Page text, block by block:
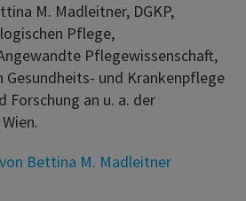
M. Madleitner, DGKP,
Pflege,
Pflegewissenschaft,
und Krankenpflege
Forschung an u. a. der
Bettina M. Madleitner